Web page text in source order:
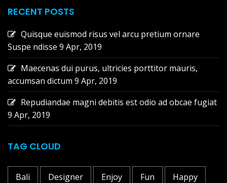
RECENT POSTS
Quisque euismod risus vel arcu pretium ornare
Suspe ndisse 9 Apr, 2019
Maecenas dui purus, ultricies porttitor mauris,
accumsan dictum 9 Apr, 2019
Repudiandae magni debitis est odio ad obcae fugiat
9 Apr, 2019
TAG CLOUD
Bali Designer Enjoy Fun Happy